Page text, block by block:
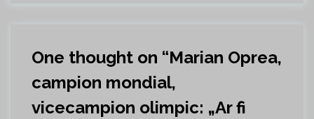
One thought on “Marian Oprea,
campion mondial,
vicecampion olimpic: „Ar fi